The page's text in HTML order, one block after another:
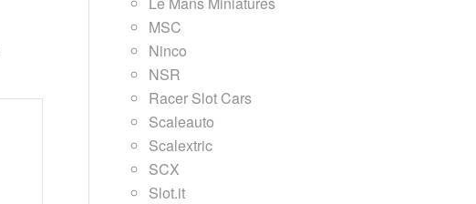
MSC
Ninco
NSR
Racer Slot Cars
Scaleauto
Scalextric
SCX
Slot.it